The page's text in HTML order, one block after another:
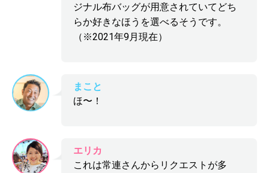
ジナル布バッグが用意されていてどち
らか好きなほうを選べるそうです。
（※2021年9月現在）
まこと
ほ〜！
エリカ
これは常連さんからリクエストが多